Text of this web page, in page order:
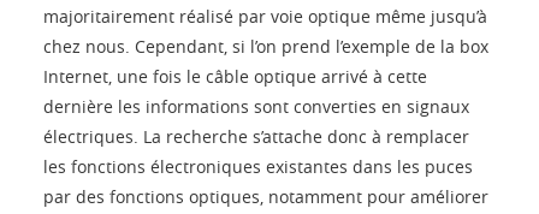
majoritairement réalisé par voie optique même jusqu’à
chez nous. Cependant, si l’on prend l’exemple de la box
Internet, une fois le câble optique arrivé à cette
dernière les informations sont converties en signaux
électriques. La recherche s’attache donc à remplacer
les fonctions électroniques existantes dans les puces
par des fonctions optiques, notamment pour améliorer